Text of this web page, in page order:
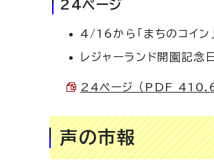
24ページ
4/16から「まちのコイン
レジャーランド開園記
24ページ （PDF
声の市報